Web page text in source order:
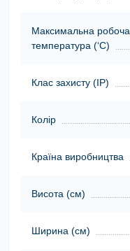
Максимальна робоча
температура (‘С)
Клас захисту (ІР)
Колір
Країна виробництва
Висота (cм)
Ширина (cм)